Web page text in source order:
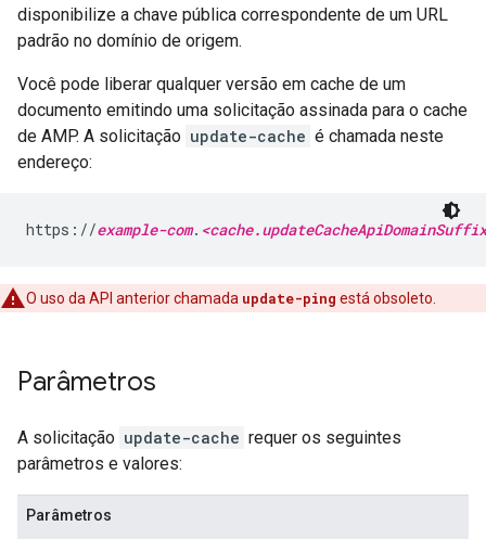
disponibilize a chave pública correspondente de um URL
padrão no domínio de origem.
Você pode liberar qualquer versão em cache de um
documento emitindo uma solicitação assinada para o cache
de AMP. A solicitação update-cache é chamada neste
endereço:
https://example-com.
O uso da API anterior chamada update-ping está obsoleto.
Parâmetros
A solicitação update-cache requer os seguintes
parâmetros e valores:
Parâmetros